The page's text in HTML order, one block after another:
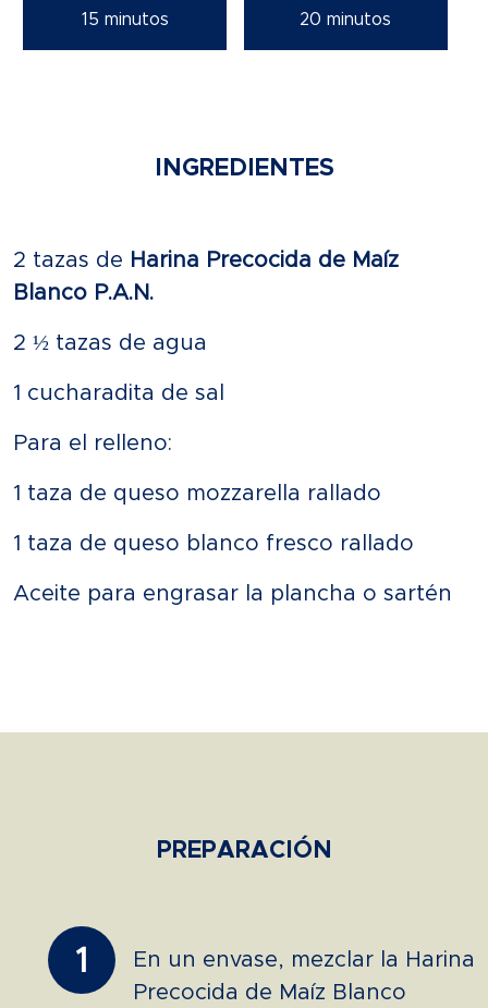
15 minutos 20 minutos
INGREDIENTES
2 tazas de Harina Precocida de Maíz
Blanco P.A.N.
2 ½ tazas de agua
1 cucharadita de sal
Para el relleno:
1 taza de queso mozzarella rallado
1 taza de queso blanco fresco rallado
Aceite para engrasar la plancha o sartén
PREPARACIÓN
1
En un envase, mezclar la Harina
Precocida de Maíz Blanco